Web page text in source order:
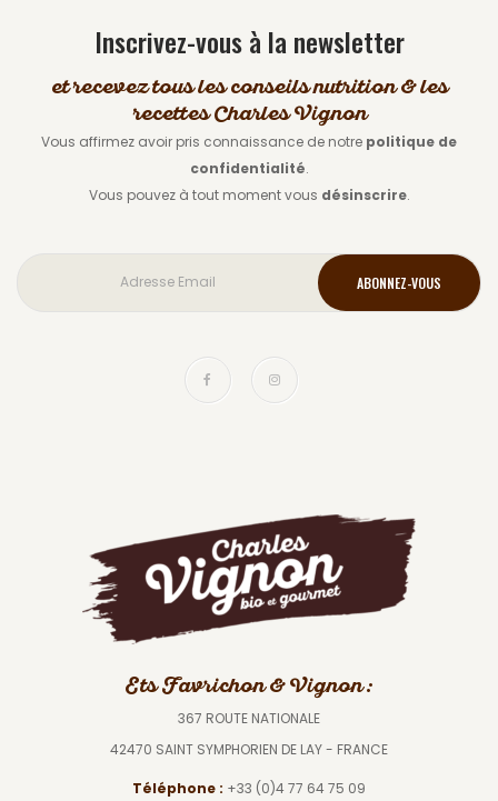
Inscrivez-vous à la newsletter
et recevez tous les conseils nutrition & les
recettes Charles Vignon
Vous affirmez avoir pris connaissance de notre politique de
confidentialité.
Vous pouvez à tout moment vous désinscrire.
Ets Favrichon & Vignon :
367 ROUTE NATIONALE
42470 SAINT SYMPHORIEN DE LAY - FRANCE
Téléphone : +33 (0)4 77 64 75 09